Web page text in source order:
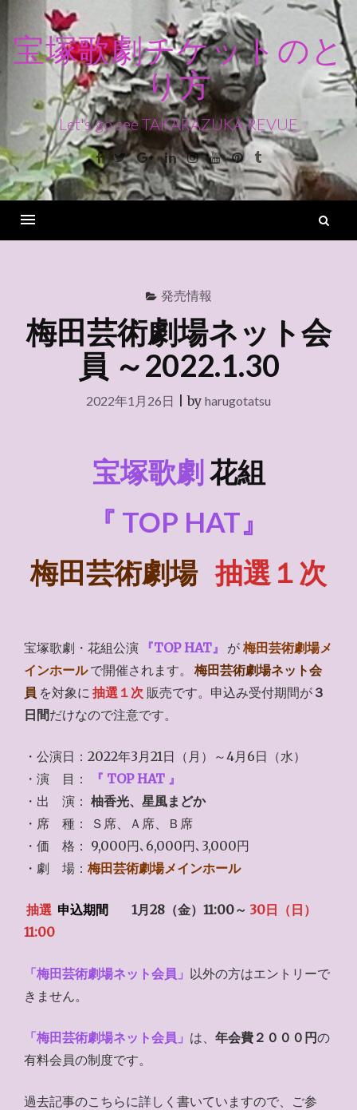
ン
ス
キ
ッ
宝塚歌劇チケットのと
り方
Let's go see TAKARAZUKA REVUE
Facebook
TwitterGoogle+LinkedinInstagram
YoutubePinterest
Tumblr
発売情報
梅田芸術劇場ネット会
員 ～2022.1.30
2022年1月26日 |by harugotatsu
宝塚歌劇 花組
『 TOP HAT』
梅田芸術劇場 抽選１次
宝塚歌劇・花組公演 『TOP HAT』 が 梅田芸術劇場メ
インホール で開催されます。
梅田芸術劇場ネット会
員 を対象に 抽選１次 販売です。申込み受付期間が３
日間だけなので注意です。
・公演日：2022年3月21日（月）～4月6日（水）
・演 目：
『 TOP HAT 』
・出 演： 柚香光、星風まどか
・席 種： Ｓ席、Ａ席、Ｂ席
・価 格： 9,000円､6,000円､3,000円
・劇 場： 梅田芸術劇場メインホール
抽選 申込期間 1月28（金）11:00～ 30日（日）
11:00
「梅田芸術劇場ネット会員」 以外の方はエントリーで
きません。
「梅田芸術劇場ネット会員」 は、 年会費２０００円の
有料会員の制度です。
過去記事のこちらに詳しく書いていますので、ご参